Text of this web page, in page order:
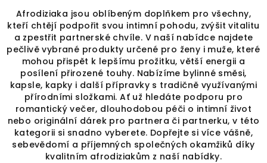
Afrodiziaka jsou oblíbeným doplňkem pro všechny,
kteří chtějí podpořit svou intimní pohodu, zvýšit vitalitu
a zpestřit partnerské chvíle. V naší nabídce najdete
pečlivě vybrané produkty určené pro ženy i muže, které
mohou přispět k lepšímu prožitku, větší energii a
posílení přirozené touhy. Nabízíme bylinné směsi,
kapsle, kapky i další přípravky s tradičně využívanými
přírodními složkami. Ať už hledáte podporu pro
romantický večer, dlouhodobou péči o intimní život
nebo originální dárek pro partnera či partnerku, v této
kategorii si snadno vyberete. Dopřejte si více vášně,
sebevědomí a příjemných společných okamžiků díky
kvalitním afrodiziakům z naší nabídky.